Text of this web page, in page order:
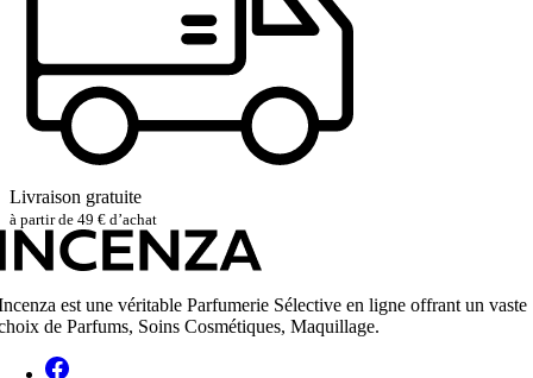
Livraison gratuite
à partir de 49 € d’achat
est une véritable Parfumerie Sélective en ligne offrant un vaste
de Parfums, Soins Cosmétiques, Maquillage.